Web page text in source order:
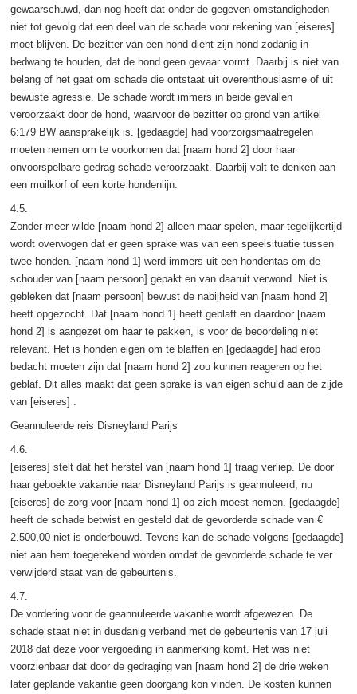
gewaarschuwd, dan nog heeft dat onder de gegeven omstandigheden
niet tot gevolg dat een deel van de schade voor rekening van [eiseres]
moet blijven. De bezitter van een hond dient zijn hond zodanig in
bedwang te houden, dat de hond geen gevaar vormt. Daarbij is niet van
belang of het gaat om schade die ontstaat uit overenthousiasme of uit
bewuste agressie. De schade wordt immers in beide gevallen
veroorzaakt door de hond, waarvoor de bezitter op grond van artikel
6:179 BW aansprakelijk is. [gedaagde] had voorzorgsmaatregelen
moeten nemen om te voorkomen dat [naam hond 2] door haar
onvoorspelbare gedrag schade veroorzaakt. Daarbij valt te denken aan
een muilkorf of een korte hondenlijn.
4.5.
Zonder meer wilde [naam hond 2] alleen maar spelen, maar tegelijkertijd
wordt overwogen dat er geen sprake was van een speelsituatie tussen
twee honden. [naam hond 1] werd immers uit een hondentas om de
schouder van [naam persoon] gepakt en van daaruit verwond. Niet is
gebleken dat [naam persoon] bewust de nabijheid van [naam hond 2]
heeft opgezocht. Dat [naam hond 1] heeft geblaft en daardoor [naam
hond 2] is aangezet om haar te pakken, is voor de beoordeling niet
relevant. Het is honden eigen om te blaffen en [gedaagde] had erop
bedacht moeten zijn dat [naam hond 2] zou kunnen reageren op het
geblaf. Dit alles maakt dat geen sprake is van eigen schuld aan de zijde
van [eiseres] .
Geannuleerde reis Disneyland Parijs
4.6.
[eiseres] stelt dat het herstel van [naam hond 1] traag verliep. De door
haar geboekte vakantie naar Disneyland Parijs is geannuleerd, nu
[eiseres] de zorg voor [naam hond 1] op zich moest nemen. [gedaagde]
heeft de schade betwist en gesteld dat de gevorderde schade van €
2.500,00 niet is onderbouwd. Tevens kan de schade volgens [gedaagde]
niet aan hem toegerekend worden omdat de gevorderde schade te ver
verwijderd staat van de gebeurtenis.
4.7.
De vordering voor de geannuleerde vakantie wordt afgewezen. De
schade staat niet in dusdanig verband met de gebeurtenis van 17 juli
2018 dat deze voor vergoeding in aanmerking komt. Het was niet
voorzienbaar dat door de gedraging van [naam hond 2] de drie weken
later geplande vakantie geen doorgang kon vinden. De kosten kunnen